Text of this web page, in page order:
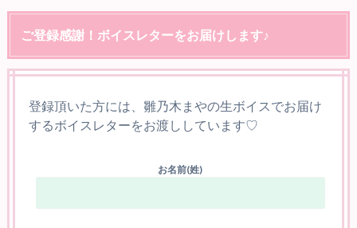
ご登録感謝！ボイスレターをお届けします♪
登録頂いた方には、雛乃木まやの生ボイスでお届け
するボイスレターをお渡ししています♡
お名前(姓)